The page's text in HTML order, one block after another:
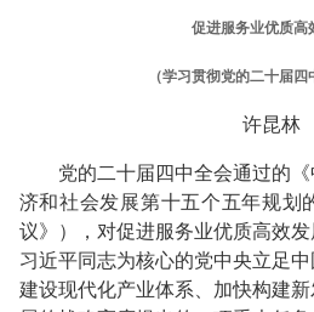
促进服务业优质高
（学习贯彻党的二十届四
许昆林
党的二十届四中全会通过的《
济和社会发展第十五个五年规划
议》），对促进服务业优质高效
习近平同志为核心的党中央立足
建设现代化产业体系、加快构建